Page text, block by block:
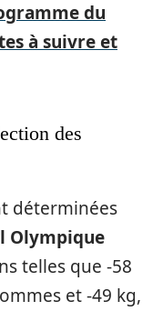
du
à suivre et
des
déterminées
Olympique
telles que -58
et -49 kg,